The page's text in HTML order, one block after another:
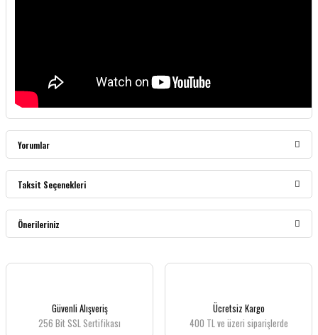
Yorumlar
Bu ürüne ilk yorumu siz yapın!
Taksit Seçenekleri
Önerileriniz
Bu ürünün fiyat bilgisi, resim, ürün açıklamalarında ve diğer konularda yetersiz
Ürün resmi kalitesiz, bozuk veya görüntülenemiyor.
Güvenli Alışveriş
256 Bit SSL Sertifikası
Ücretsiz Kargo
400 TL ve üzeri siparişlerde